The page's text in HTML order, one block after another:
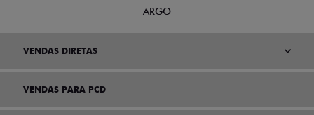
ARGO
VENDAS DIRETAS
VENDAS PARA PCD